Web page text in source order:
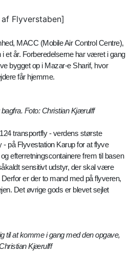
Flyverstaben]
MACC (Mobile Air Control Centre),
et år. Forberedelserne har været i gang
bygget op i Mazar-e Sharif, hvor
får hjemme.
Foto: Christian Kjærulff
transportfly - verdens største
på Flyvestation Karup for at flyve
efterretningscontainere frem til basen
sensitivt udstyr, der skal være
er der to mand med på flyveren,
Det øvrige gods er blevet sejlet
til at komme i gang med den opgave,
Kjærulff